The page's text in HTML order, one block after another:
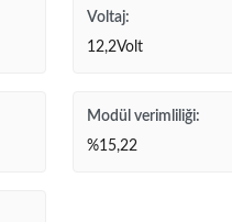
Voltaj:
12,2Volt
Modül verimliliği:
%15,22